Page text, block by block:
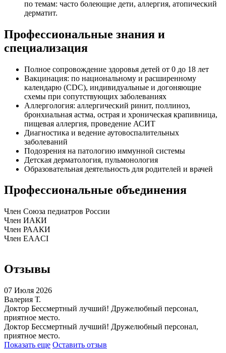
по темам: часто болеющие дети, аллергия, атопический
дерматит.
Профессиональные знания и
специализация
Полное сопровождение здоровья детей от 0 до 18 лет
Вакцинация: по национальному и расширенному
календарю (CDC), индивидуальные и догоняющие
схемы при сопутствующих заболеваниях
Аллергология: аллергический ринит, поллиноз,
бронхиальная астма, острая и хроническая крапивница,
пищевая аллергия, проведение АСИТ
Диагностика и ведение аутовоспалительных
заболеваний
Подозрения на патологию иммунной системы
Детская дерматология, пульмонология
Образовательная деятельность для родителей и врачей
Профессиональные объединения
Член Союза педиатров России
Член ИАКИ
Член РААКИ
Член EAACI
Отзывы
07 Июля 2026
Валерия Т.
Доктор Бессмертный лучший! Дружелюбный персонал,
приятное место.
Доктор Бессмертный лучший! Дружелюбный персонал,
приятное место.
Показать еще Оставить отзыв